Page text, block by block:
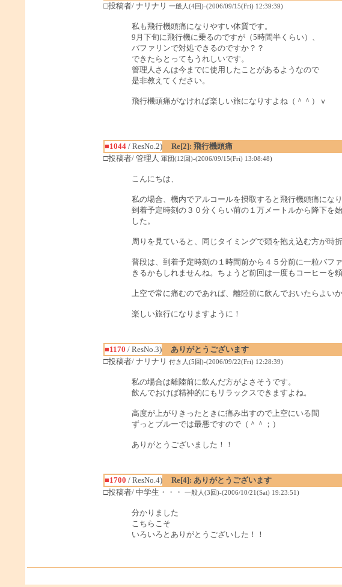
□投稿者/ ナリナリ 一般人(4回)-(2006/09/15(Fri) 12:39:39)
私も飛行機頭痛になりやすい体質です。
9月下旬に飛行機に乗るのですが（5時間半くらい）、
バファリンで対処できるのですか？？
できたらとってもうれしいです。
管理人さんは今までに使用したことがあるようなので
是非教えてください。
飛行機頭痛がなければ楽しい旅になりすよね（＾＾）ｖ
■1044/ ResNo.2)
Re[2]: 飛行機頭痛
□投稿者/ 管理人 軍団(12回)-(2006/09/15(Fri) 13:08:48)
こんにちは、
私の場合、機内でアルコールを摂取すると飛行機頭痛になり
到着予定時刻の３０分くらい前の１万メートルから降下を
した。
周りを見ていると、同じタイミングで頭を抱え込む方が時
普段は、到着予定時刻の１時間前から４５分前に一粒バフ
きるかもしれませんね。ちょうど前回は一度もコーヒーを
上空で常に痛むのであれば、離陸前に飲んでおいたらよいか
楽しい旅行になりますように！
■1170 / ResNo.3)
ありがとうございます
□投稿者/ ナリナリ 付き人(5回)-(2006/09/22(Fri) 12:28:39)
私の場合は離陸前に飲んだ方がよさそうです。
飲んでおけば精神的にもリラックスできますよね。
高度が上がりきったときに痛み出すので上空にいる間
ずっとブルーでは最悪ですので（＾＾；）
ありがとうございました！！
■1700 / ResNo.4)
Re[4]: ありがとうございます
□投稿者/ 中学生・・・
一般人(3回)-(2006/10/21(Sat) 19:23:51)
分かりました
こちらこそ
いろいろとありがとうございした！！